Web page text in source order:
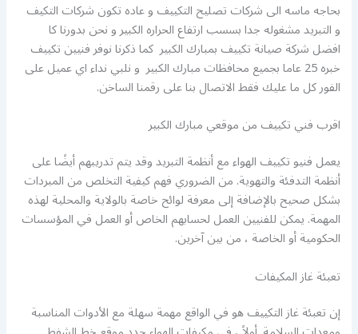
بحاجه ماسه الى شركات تصليح التكييف و عاده تكون شركات التكيف
و التبريد مشغوله جدا بسسب ارتفاع الحراره الكبير و نحن بدورنا كا
افضل شركة صيانة تكييف بمبارك الكبير كما ذكرنا نوفر فنيين تكييف
خبره 25 عاما بجميع محافظات مبارك الكبير و نلبي نداء اي عميل على
الفور كل ما عليك فقط الاتصال بنا على رقمنا الساخن.
اقرب فني تكييف من موقعي مبارك الكبير
يعمل فنيو تكييف الهواء مع أنظمة التبريد وقد يتم تدريبهم أيضًا على
أنظمة التدفئة والتهوية. من الضروري فهم كيفية التخلص من المبردات
بشكل صحيح بالإضافة إلى معرفة لوائح خاصة بالولاية والمحلية لهذه
المهمة. يمكن للفنيين العمل لحسابهم الخاص أو العمل في المؤسسات
الحكومية أو الخاصة ، من بين آخرين.
تعبئة غاز المكيفات
إن تعبئة غاز التكييف هو في الواقع مهمة سهلة مع الأدوات المناسبة